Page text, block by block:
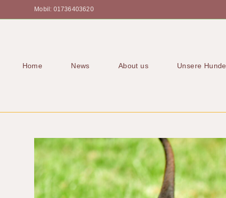
Mobil: 01736403620
Home News About us Unsere Hunde